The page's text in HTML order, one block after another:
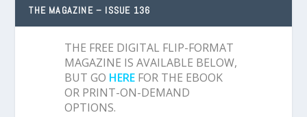
THE MAGAZINE – ISSUE 136
THE FREE DIGITAL FLIP-FORMAT
MAGAZINE IS AVAILABLE BELOW,
BUT GO HERE FOR THE EBOOK
OR PRINT-ON-DEMAND
OPTIONS.